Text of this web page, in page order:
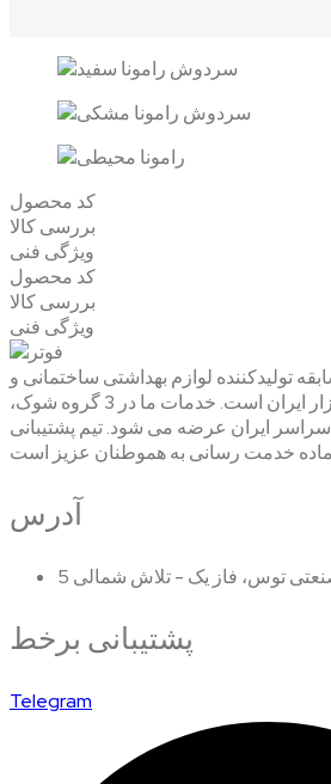
کد محصول
بررسی کالا
ویژگی فنی
کد محصول
بررسی کالا
ویژگی فنی
25 سال سابقه تولیدکننده لوازم بهداشتی ساختمانی و
تاسیسات ساختمانی در بازار ایران است. خدمات ما در 3 گروه شوک،
سراسر ایران عرضه می شود. تیم پشتیبانی
آدرس
توس، فاز یک - تلاش شمالی 5
پشتیبانی برخط
Telegram